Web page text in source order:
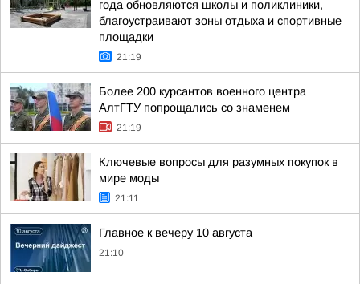
года обновляются школы и поликлиники,
благоустраивают зоны отдыха и спортивные
площадки
21:19
Более 200 курсантов военного центра
АлтГТУ попрощались со знаменем
21:19
Ключевые вопросы для разумных покупок в
мире моды
21:11
Главное к вечеру 10 августа
21:10